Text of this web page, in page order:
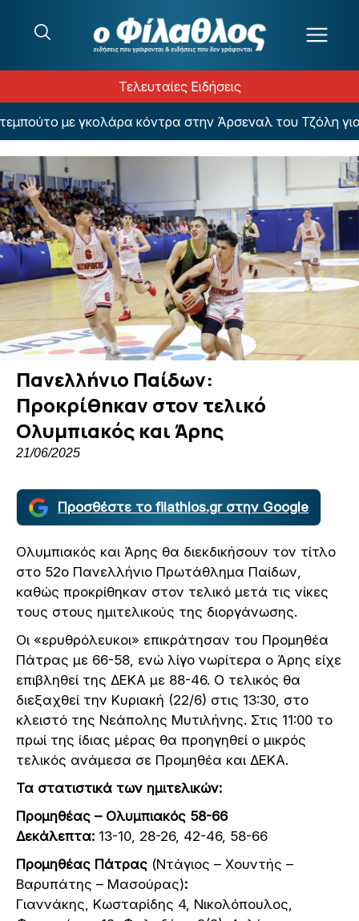
Τελευταίες Ειδήσεις
με γκολάρα κόντρα στην Άρσεναλ του Τζόλη για
Πανελλήνιο Παίδων:
Προκρίθηκαν στον τελικό
Ολυμπιακός και Άρης
21/06/2025
Προσθέστε το filathlos.gr στην Google
Ολυμπιακός και Άρης θα διεκδικήσουν τον τίτλο
στο 52ο Πανελλήνιο Πρωτάθλημα Παίδων,
καθώς προκρίθηκαν στον τελικό μετά τις νίκες
τους στους ημιτελικούς της διοργάνωσης.
Οι «ερυθρόλευκοι» επικράτησαν του Προμηθέα
Πάτρας με 66-58, ενώ λίγο νωρίτερα ο Άρης είχε
επιβληθεί της ΔΕΚΑ με 88-46. Ο τελικός θα
διεξαχθεί την Κυριακή (22/6) στις 13:30, στο
κλειστό της Νεάπολης Μυτιλήνης. Στις 11:00 το
πρωί της ίδιας μέρας θα προηγηθεί ο μικρός
τελικός ανάμεσα σε Προμηθέα και ΔΕΚΑ.
Τα στατιστικά των ημιτελικών:
Προμηθέας – Ολυμπιακός 58-66
Δεκάλεπτα: 13-10, 28-26, 42-46, 58-66
Προμηθέας Πάτρας (Ντάγιος – Χουντής –
Βαρυπάτης – Μασούρας):
Γιαννάκης, Κωσταρίδης 4, Νικολόπουλος,